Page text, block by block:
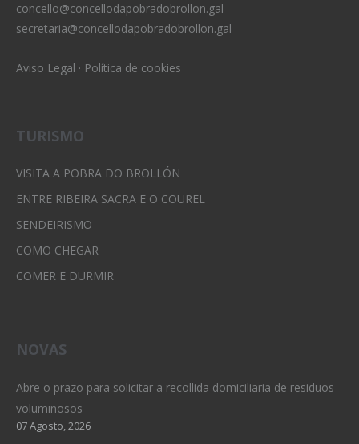
concello@concellodapobradobrollon.gal
secretaria@concellodapobradobrollon.gal
Aviso Legal · Política de cookies
TURISMO
VISITA A POBRA DO BROLLÓN
ENTRE RIBEIRA SACRA E O COUREL
SENDEIRISMO
COMO CHEGAR
COMER E DURMIR
NOVAS
Abre o prazo para solicitar a recollida domiciliaria de residuos
voluminosos
07 Agosto, 2026